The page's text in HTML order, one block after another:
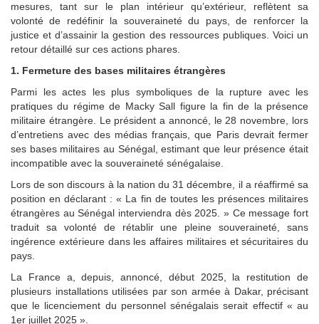
mesures, tant sur le plan intérieur qu’extérieur, reflètent sa
volonté de redéfinir la souveraineté du pays, de renforcer la
justice et d’assainir la gestion des ressources publiques. Voici un
retour détaillé sur ces actions phares.
1. Fermeture des bases militaires étrangères
Parmi les actes les plus symboliques de la rupture avec les
pratiques du régime de Macky Sall figure la fin de la présence
militaire étrangère. Le président a annoncé, le 28 novembre, lors
d’entretiens avec des médias français, que Paris devrait fermer
ses bases militaires au Sénégal, estimant que leur présence était
incompatible avec la souveraineté sénégalaise.
Lors de son discours à la nation du 31 décembre, il a réaffirmé sa
position en déclarant : « La fin de toutes les présences militaires
étrangères au Sénégal interviendra dès 2025. » Ce message fort
traduit sa volonté de rétablir une pleine souveraineté, sans
ingérence extérieure dans les affaires militaires et sécuritaires du
pays.
La France a, depuis, annoncé, début 2025, la restitution de
plusieurs installations utilisées par son armée à Dakar, précisant
que le licenciement du personnel sénégalais serait effectif « au
1er juillet 2025 ».